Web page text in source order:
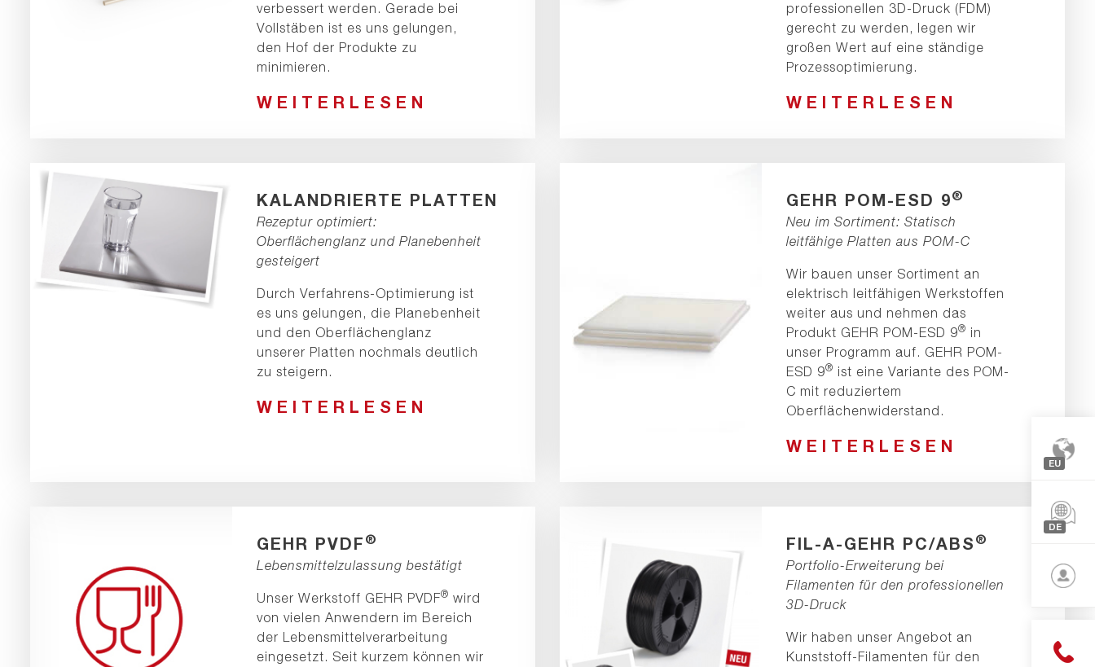
EU
DE
English
verbessert werden. Gerade bei
Vollstäben ist es uns gelungen,
den Hof der Produkte zu
minimieren.
WEITERLESEN
professionellen 3D-Druck (FDM)
gerecht zu werden, legen wir
großen Wert auf eine ständige
Prozessoptimierung.
WEITERLESEN
KALANDRIERTE PLATTEN
Rezeptur optimiert:
Oberflächenglanz und Planebenheit
gesteigert
Durch Verfahrens-Optimierung ist
es uns gelungen, die Planebenheit
und den Oberflächenglanz
unserer Platten nochmals deutlich
zu steigern.
WEITERLESEN
GEHR POM-ESD 9®
Neu im Sortiment: Statisch
leitfähige Platten aus POM-C
Wir bauen unser Sortiment an
elektrisch leitfähigen Werkstoffen
weiter aus und nehmen das
Produkt GEHR POM-ESD 9® in
unser Programm auf. GEHR POM-
ESD 9® ist eine Variante des POM-
C mit reduziertem
Oberflächenwiderstand.
WEITERLESEN
GEHR PVDF ®
Lebensmittelzulassung bestätigt
Unser Werkstoff GEHR PVDF® wird
von vielen Anwendern im Bereich
der Lebensmittelverarbeitung
eingesetzt. Seit kurzem können wir
FIL-A-GEHR PC/ABS ®
Portfolio-Erweiterung bei
Filamenten für den professionellen
3D-Druck
Wir haben unser Angebot an
Kunststoff-Filamenten für den